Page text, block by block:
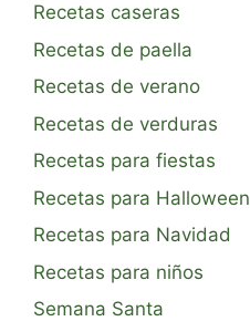
Recetas caseras
Recetas de paella
Recetas de verano
Recetas de verduras
Recetas para fiestas
Recetas para Halloween
Recetas para Navidad
Recetas para niños
Semana Santa